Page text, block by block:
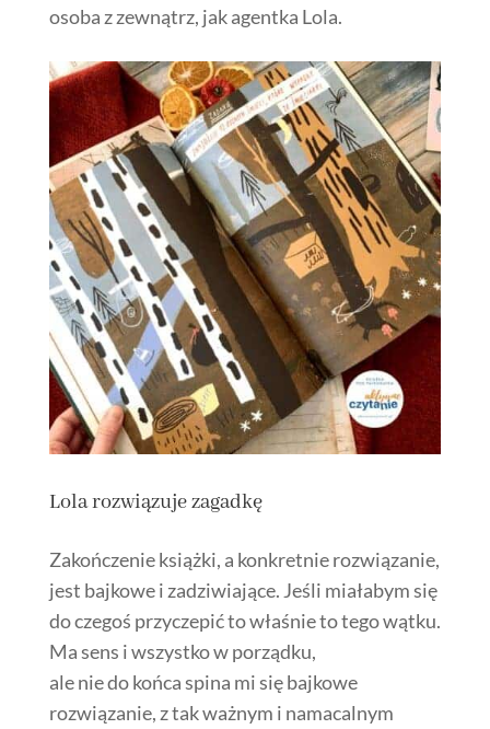
osoba z zewnątrz, jak agentka Lola.
Lola rozwiązuje zagadkę
Zakończenie książki, a konkretnie rozwiązanie,
jest bajkowe i zadziwiające. Jeśli miałabym się
do czegoś przyczepić to właśnie to tego wątku.
Ma sens i wszystko w porządku,
ale nie do końca spina mi się bajkowe
rozwiązanie, z tak ważnym i namacalnym